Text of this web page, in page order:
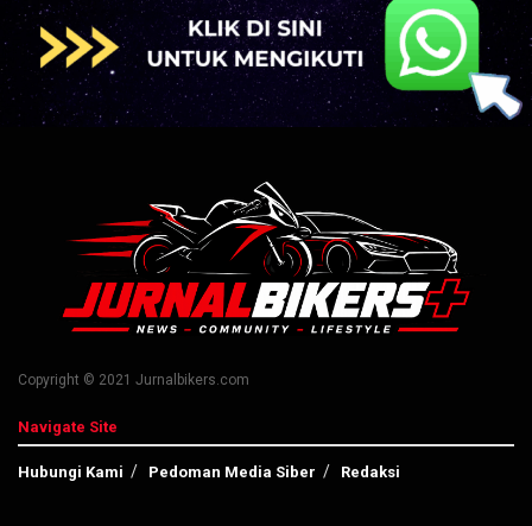
Copyright © 2021 Jurnalbikers.com
Navigate Site
Hubungi Kami Pedoman Media Siber Redaksi